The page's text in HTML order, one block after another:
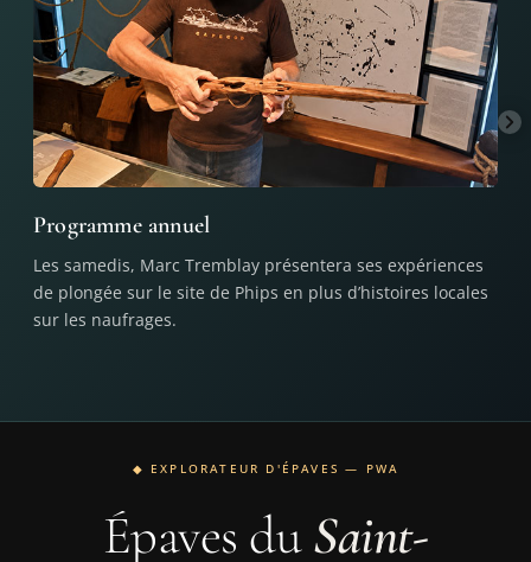
Programme annuel
Les samedis, Marc Tremblay présentera ses expériences
de plongée sur le site de Phips en plus d’histoires locales
sur les naufrages.
◆ EXPLORATEUR D'ÉPAVES — PWA
Épaves duSaint-